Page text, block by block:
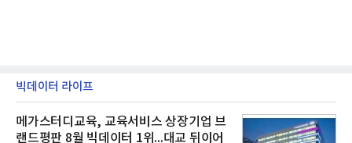
빅데이터 라이프
메가스터디교육, 교육서비스 상장기업 브
랜드평판 8월 빅데이터 1위...대교 뒤이어